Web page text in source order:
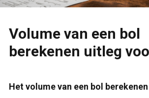
Volume van een bol
berekenen uitleg
Het volume van een bol